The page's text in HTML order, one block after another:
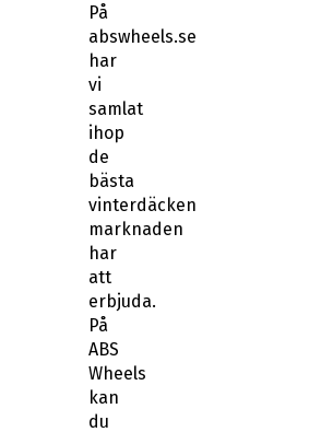
På
abswheels.se
har
vi
samlat
ihop
de
bästa
vinterdäcken
marknaden
har
att
erbjuda.
På
ABS
Wheels
kan
du